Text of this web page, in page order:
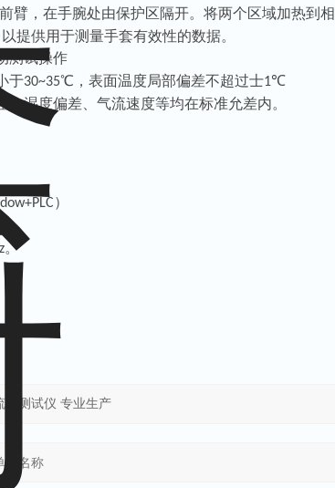
臂，在手腕处由保护区隔开。将两个区域加热到
提供用于测量手套有效性的数据。
测试操作
于30~35℃，表面温度局部偏差不超过士1℃
、湿度偏差、气流速度等均在标准允差内。
）
。